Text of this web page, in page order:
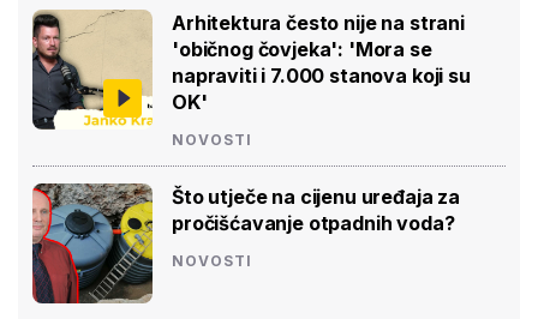
Arhitektura često nije na strani
'običnog čovjeka': 'Mora se
napraviti i 7.000 stanova koji su
OK'
NOVOSTI
Što utječe na cijenu uređaja za
pročišćavanje otpadnih voda?
NOVOSTI